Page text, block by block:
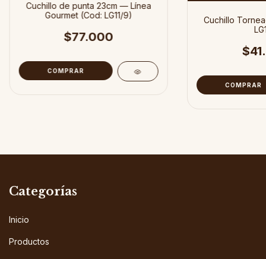
Cuchillo de punta 23cm — Línea
Gourmet (Cod: LG11/9)
$77.000
COMPRAR
Cuchillo
COMPRAR
Categorías
Inicio
Productos